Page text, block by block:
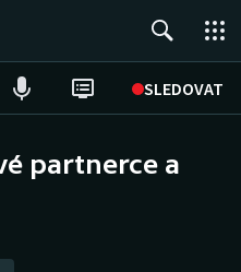
SLEDOVAT
partnerce a